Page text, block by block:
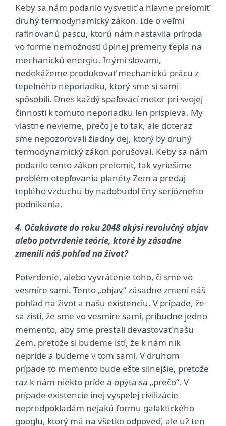
Keby sa nám podarilo vysvetliť a hlavne prelomiť
druhý termodynamický zákon. Ide o veľmi
rafinovanú pascu, ktorú nám nastavila príroda
vo forme nemožnosti úplnej premeny tepla na
mechanickú energiu. Inými slovami,
nedokážeme produkovať mechanickú prácu z
tepelného neporiadku, ktorý sme si sami
spôsobili. Dnes každý spaľovací motor pri svojej
činnosti k tomuto neporiadku len prispieva. My
vlastne nevieme, prečo je to tak, ale doteraz
sme nepozorovali žiadny dej, ktorý by druhý
termodynamický zákon porušoval. Keby sa nám
podarilo tento zákon prelomiť, tak vyriešime
problém otepľovania planéty Zem a predaj
teplého vzduchu by nadobudol črty seriózneho
podnikania.
4. Očakávate do roku 2048 akýsi revolučný objav
alebo potvrdenie teórie, ktoré by zásadne
zmenili náš pohľad na život?
Potvrdenie, alebo vyvrátenie toho, či sme vo
vesmíre sami. Tento „objav“ zásadne zmení náš
pohľad na život a našu existenciu. V prípade, že
sa zistí, že sme vo vesmíre sami, pribudne jedno
memento, aby sme prestali devastovať našu
Zem, pretože si budeme istí, že k nám nik
nepríde a budeme v tom sami. V druhom
prípade to memento bude ešte silnejšie, pretože
raz k nám niekto príde a opýta sa „prečo“. V
prípade existencie inej vyspelej civilizácie
nepredpokladám nejakú formu galaktického
googlu, ktorý má na všetko odpoveď, ale už ten